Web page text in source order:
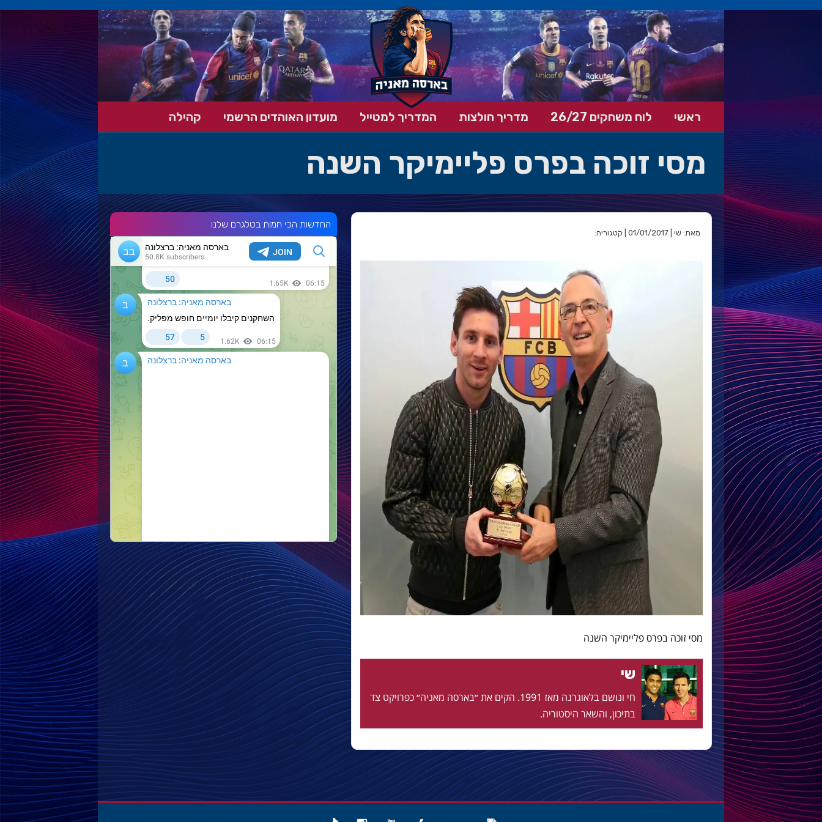
ראשי לוח משחקים 26/27 מדריך חולצות המדריך למטייל מועדון האוהדים הרשמי קהילה
מסי זוכה בפרס פליימיקר השנה
מאת: שי | 01/01/2017 | קטגוריה:
מסי זוכה בפרס פליימיקר השנה
שי
חי ונושם בלאוגרנה מאז 1991. הקים את ״בארסה מאניה״ כפרויקט צד
בתיכון, והשאר היסטוריה.
החדשות הכי חמות בטלגרם שלנו